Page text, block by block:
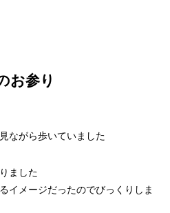
お参り
ながら歩いていました
ました
イメージだったのでびっくりしま